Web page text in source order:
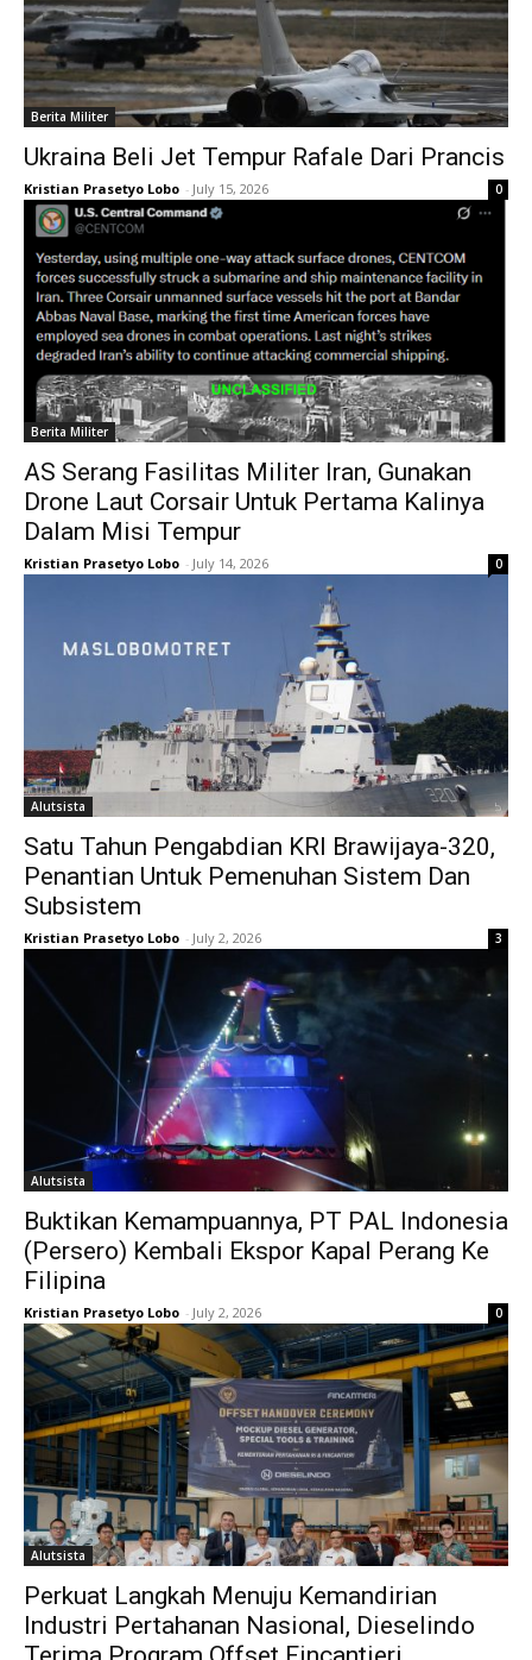
Berita Militer
Ukraina Beli Jet Tempur Rafale Dari Prancis
Kristian Prasetyo Lobo - July 15, 2026 0
Berita Militer
AS Serang Fasilitas Militer Iran, Gunakan
Drone Laut Corsair Untuk Pertama Kalinya
Dalam Misi Tempur
Kristian Prasetyo Lobo - July 14, 2026 0
Alutsista
Satu Tahun Pengabdian KRI Brawijaya-320,
Penantian Untuk Pemenuhan Sistem Dan
Subsistem
Kristian Prasetyo Lobo - July 2, 2026 3
Alutsista
Buktikan Kemampuannya, PT PAL Indonesia
(Persero) Kembali Ekspor Kapal Perang Ke
Filipina
Kristian Prasetyo Lobo - July 2, 2026 0
Alutsista
Perkuat Langkah Menuju Kemandirian
Industri Pertahanan Nasional, Dieselindo